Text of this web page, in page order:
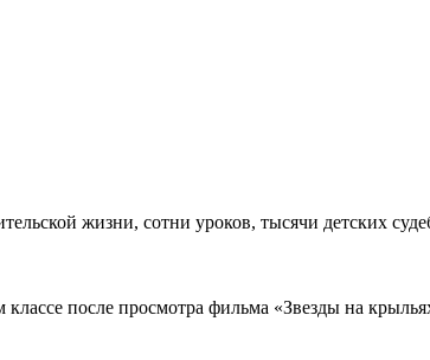
жизни, сотни уроков, тысячи детских
после просмотра фильма «Звезды на